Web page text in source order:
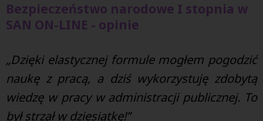
Bezpieczeństwo narodowe I stopnia w
SAN ON-LINE - opinie
„Dzięki elastycznej formule mogłem pogodzić
naukę z pracą, a dziś wykorzystuję zdobytą
wiedzę w pracy w administracji publicznej. To
był strzał w dziesiątkę!”